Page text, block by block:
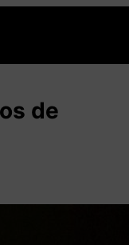
de